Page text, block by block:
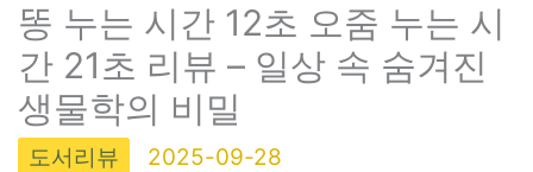
똥 누는 시간 12초 오줌 누는 시
간 21초 리뷰 – 일상 속 숨겨진
생물학의 비밀
도서리뷰 2025-09-28